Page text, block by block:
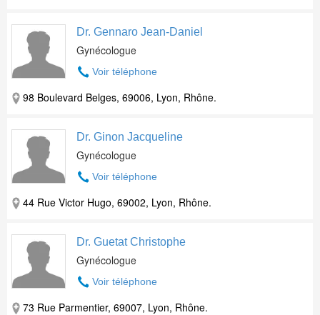
Dr. Gennaro Jean-Daniel
Gynécologue
Voir téléphone
98 Boulevard Belges, 69006, Lyon, Rhône.
Dr. Ginon Jacqueline
Gynécologue
Voir téléphone
44 Rue Victor Hugo, 69002, Lyon, Rhône.
Dr. Guetat Christophe
Gynécologue
Voir téléphone
73 Rue Parmentier, 69007, Lyon, Rhône.